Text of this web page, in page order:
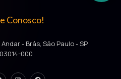
Conosco!
- Brás, São Paulo - SP
000